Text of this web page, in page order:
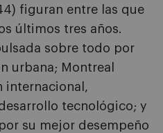
figuran entre las que
últimos tres años.
sobre todo por
urbana; Montreal
internacional,
tecnológico; y
su mejor desempeño